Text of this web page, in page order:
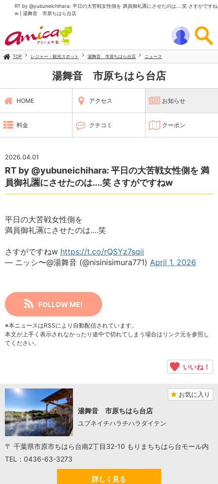
RT by @yubuneichihara: 平日の大苦戦女性側を 満員御礼🈵にさせたのは....笑 さすがですね
w | 湯舞音 市原ちはら台店
TOP レジャー・観光スポット 湯舞音 市原ちはら台店 ニュース
湯舞音 市原ちはら台店
HOME アクセス お知らせ
料金 クチコミ クーポン
2026.04.01
RT by @yubuneichihara: 平日の大苦戦女性側を 満
員御礼🈵にさせたのは....笑 さすがですねw
平日の大苦戦女性側を
満員御礼🈵にさせたのは....笑
さすがですねw https://t.co/rQSYz7sqii
— ニッシ〜@湯舞音 (@nisinisimura771) April 1, 2026
FOLLOW ME!
※本ニュースはRSSにより自動配信されています。
本文が上手く表示されなかったり途中で切れてしまう場合はリンク元を参照し
てください。
いいね！
お気に入り
湯舞音 市原ちはら台店
ユブネイチハラチハラダイテン
〒 千葉県市原市ちはら台南2丁目32-10 もりまちちはら台モール内
TEL：0436-63-3273
詳しく見る